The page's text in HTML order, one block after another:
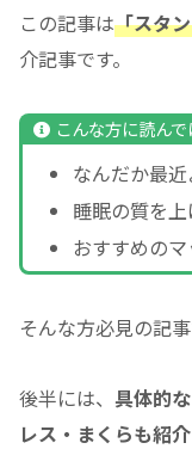
この記事は「スタ
介記事です。
こんな方に読ん
なんだか最
睡眠の質を
おすすめの
そんな方必見の記事
後半には、 具体的
レス・まくらも紹